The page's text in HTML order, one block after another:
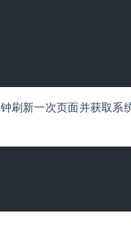
刷新一次页面并获取系